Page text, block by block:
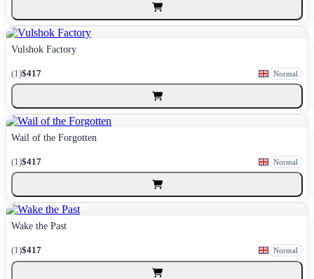
Vulshok Factory
(1)$417 Normal
Wail of the Forgotten
(1)$417 Normal
Wake the Past
(1)$417 Normal